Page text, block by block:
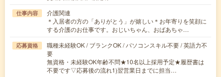
仕事内容
介護関連
＊入居者の方の「ありがとう」が嬉しい＊お年寄りを笑顔に
する介護のお仕事です。おじいちゃん、おばあちゃ…
応募資格
職種未経験OK / ブランクOK / パソコンスキル不要 / 英語力不
要
無資格・未経験OK年齢不問★10名以上採用予定★履歴書は
不要です▽応募後の流れ1)翌営業日までに担当…